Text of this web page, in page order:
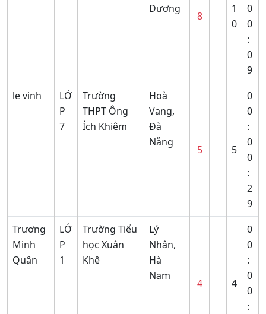
Dương
8
1
0
0
0
:
0
9
le vinh
LỚ
P
7
Trường
THPT Ông
Ích Khiêm
Hoà
Vang,
Đà
Nẵng
5 5
0
0
:
0
0
:
2
9
Trương
Minh
Quân
LỚ
P
1
Trường Tiểu
học Xuân
Khê
Lý
Nhân,
Hà
Nam
4 4
0
0
:
0
0
: